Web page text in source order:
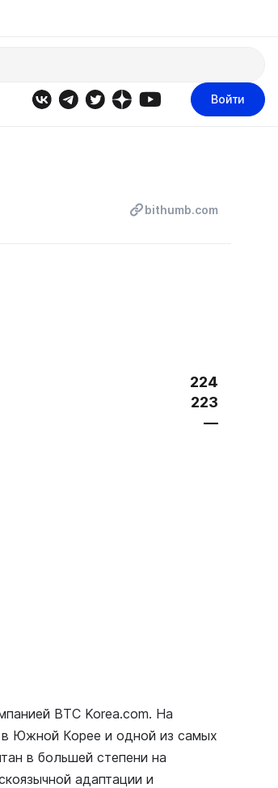
Войти
bithumb.com
224
223
—
ВТС Korea.com. На
Южной Корее и одной из самых
в большей степени на
адаптации и